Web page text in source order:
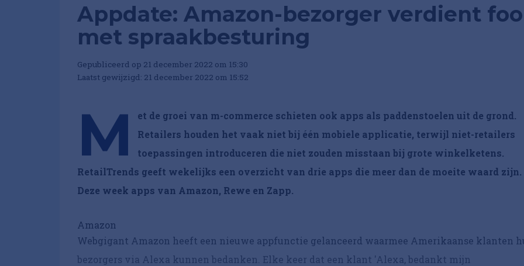
Appdate: Amazon-bezorger verdient
met spraakbesturing
Gepubliceerd op 21 december 2022 om 15:30
Laatst gewijzigd: 21 december 2022 om 15:52
M
et de groei van m-commerce schieten ook apps als paddenstoelen uit de grond.
Retailers houden het vaak niet bij één mobiele applicatie, terwijl niet-retailers
toepassingen introduceren die niet zouden misstaan bij grote winkelketens.
RetailTrends geeft wekelijks een overzicht van drie apps die meer dan de moeite waard zijn.
Deze week apps van Amazon, Rewe en Zapp.
Amazon
Webgigant Amazon heeft een nieuwe appfunctie gelanceerd waarmee Amerikaanse klanten
bezorgers via Alexa kunnen bedanken. Elke keer dat een klant 'Alexa, bedankt mijn